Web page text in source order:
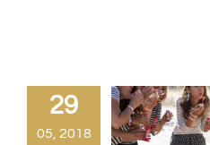
29
05, 2018